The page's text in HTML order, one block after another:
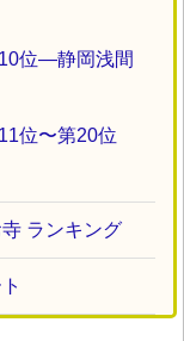
位―静岡浅間
位〜第20位
ランキング